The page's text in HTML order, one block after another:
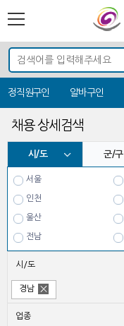
정직원구인 알바구인
채용 상세검색
시/도 군/구
서울
인천
울산
전남
시/도
경남
업종